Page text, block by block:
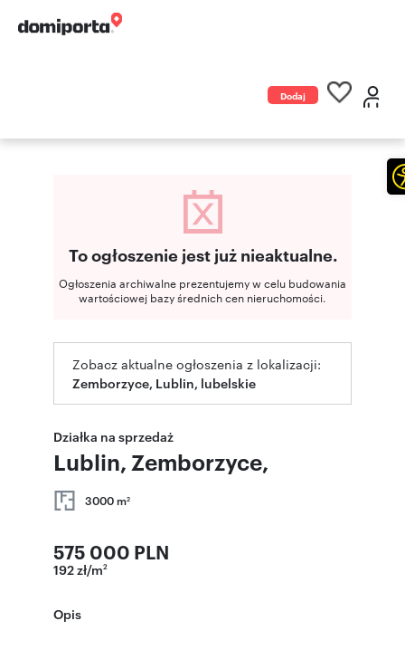
Dodaj
To ogłoszenie jest już nieaktualne.
Ogłoszenia archiwalne prezentujemy w celu budowania
wartościowej bazy średnich cen nieruchomości.
Zobacz aktualne ogłoszenia z lokalizacji:
Zemborzyce, Lublin, lubelskie
Działka na sprzedaż
Lublin, Zemborzyce,
3000 m2
575 000 PLN
192 zł/m2
Opis